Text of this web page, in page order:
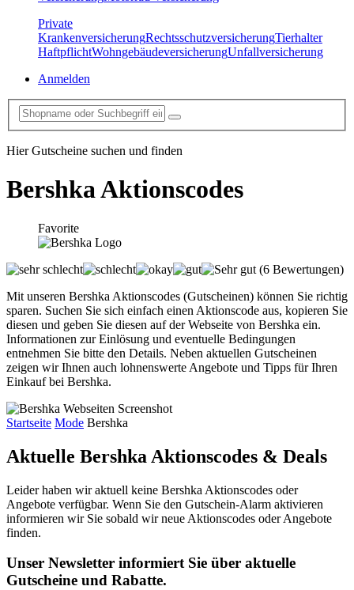
Private
KrankenversicherungRechtsschutzversicherungTierhalter
HaftpflichtWohngebäudeversicherungUnfallversicherung
Anmelden
Hier Gutscheine suchen und finden
BershkaAktionscodes
Favorite
(6 Bewertungen)
Mit unseren Bershka Aktionscodes (Gutscheinen) können Sie richtig
sparen. Suchen Sie sich einfach einen Aktionscode aus, kopieren Sie
diesen und geben Sie diesen auf der Webseite von Bershka ein.
Informationen zur Einlösung und eventuelle Bedingungen
entnehmen Sie bitte den Details. Neben aktuellen Gutscheinen
zeigen wir Ihnen auch lohnenswerte Angebote und Tipps für Ihren
Einkauf bei Bershka.
Startseite Mode Bershka
Aktuelle Bershka Aktionscodes & Deals
Leider haben wir aktuell keine Bershka Aktionscodes oder
Angebote verfügbar. Wenn Sie den Gutschein-Alarm aktivieren
informieren wir Sie sobald wir neue Aktionscodes oder Angebote
finden.
Unser Newsletter informiert Sie über aktuelle
Gutscheine und Rabatte.